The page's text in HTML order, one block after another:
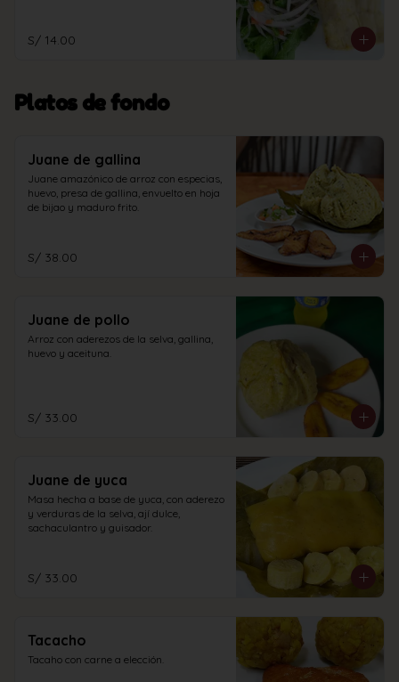
S/ 14.00
Platos de fondo
Juane de gallina
Juane amazónico de arroz con especias,
huevo, presa de gallina, envuelto en hoja
de bijao y maduro frito.
S/ 38.00
Juane de pollo
Arroz con aderezos de la selva, gallina,
huevo y aceituna.
S/ 33.00
Juane de yuca
Masa hecha a base de yuca, con aderezo
y verduras de la selva, ají dulce,
sachaculantro y guisador.
S/ 33.00
Tacacho
Tacaho con carne a elección.